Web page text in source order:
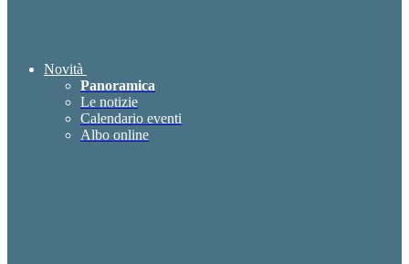
Novità
Panoramica
Le notizie
Calendario eventi
Albo online